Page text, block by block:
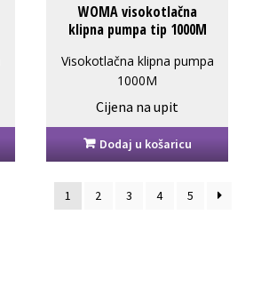
WOMA visokotlačna
klipna pumpa tip 1000M
Visokotlačna klipna pumpa
1000M
3000 bar / 218l/min.
Cijena na upit
Dodaj u košaricu
1 2 3 4 5